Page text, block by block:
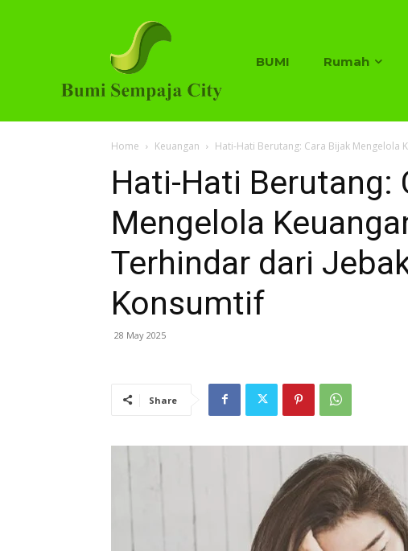
BUMI Rumah
Home Keuangan Hati-Hati Berutang: Cara Bijak Mengelola
Hati-Hati Berutang:
Mengelola
Terhindar dari
Konsumtif
28 May 2025
Share